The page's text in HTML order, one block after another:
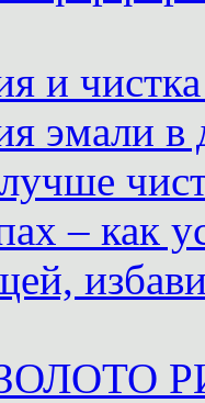
и
эмали
– как
ЗОЛОТО